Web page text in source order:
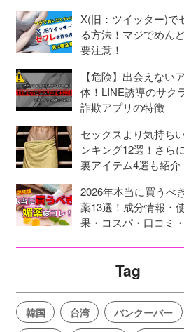
X(旧：ツイッター)で
る方法！マジでめん
要注意！
【危険】出会えない
体！LINE誘導のサク
詐欺アプリの特徴
セックスより気持ち
ンキング12選！さら
裏アイテム4選も紹介
2026年本当に買うべ
薬13選！成分情報・
果・コスパ・口コミ
Tag
韓国 台湾 バンクーバー